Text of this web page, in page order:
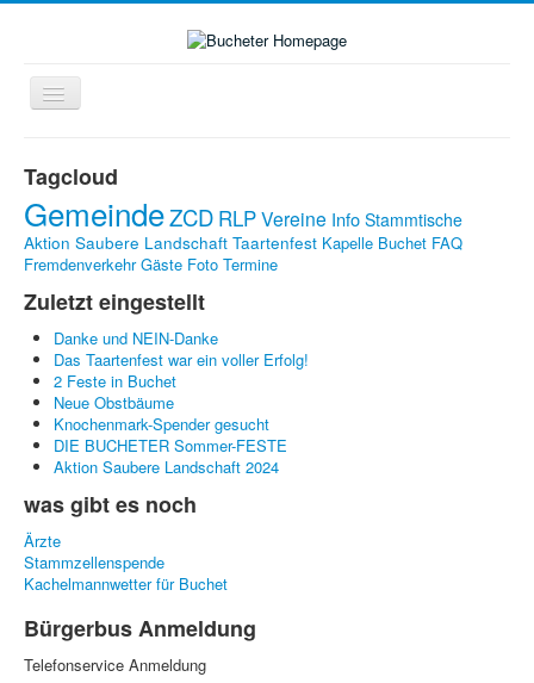
Navigation
an/aus
Zukunft-Check-Dorf
Dorfleben
LINKS
Kontakte
Impressum
Bildergalerie
Tagcloud
GemeindeZCD RLPVereine Info Stammtische
Aktion Saubere Landschaft Taartenfest Kapelle Buchet FAQ
Fremdenverkehr Gäste Foto Termine
Zuletzt eingestellt
Danke und NEIN-Danke
Das Taartenfest war ein voller Erfolg!
2 Feste in Buchet
Neue Obstbäume
Knochenmark-Spender gesucht
DIE BUCHETER Sommer-FESTE
Aktion Saubere Landschaft 2024
was gibt es noch
Ärzte
Stammzellenspende
Kachelmannwetter für Buchet
Bürgerbus Anmeldung
Telefonservice Anmeldung